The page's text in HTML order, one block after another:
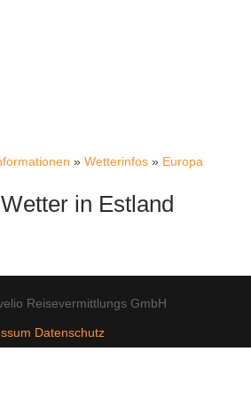
» Wetterinfos» Europa
in Estland
Reisevermittlungs GmbH
Datenschutz